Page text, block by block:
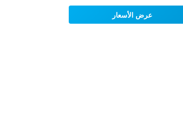
عرض الأسعار